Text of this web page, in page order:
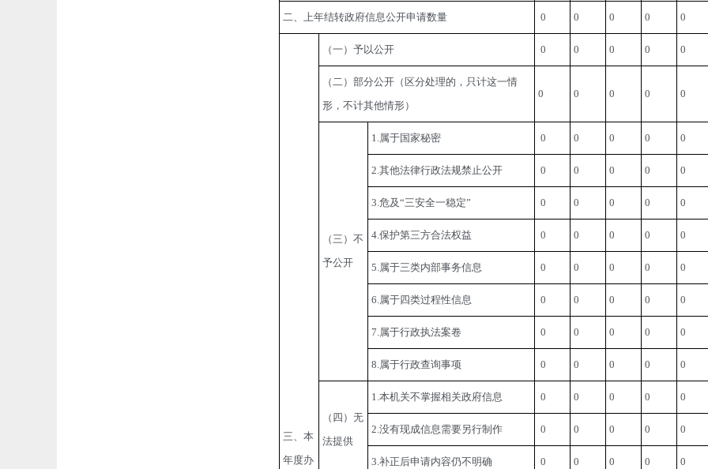
二、上年结转政府信息公开申请数量 0 0 0 0 0
三、本
年度办
（一）予以公开 0 0 0 0 0
（二）部分公开（区分处理的，只计这一情
形，不计其他情形）
0 0 0 0 0
（三）不
予公开
1.属于国家秘密 0 0 0 0 0
2.其他法律行政法规禁止公开 0 0 0 0 0
3.危及“三安全一稳定” 0 0 0 0 0
4.保护第三方合法权益 0 0 0 0 0
5.属于三类内部事务信息 0 0 0 0 0
6.属于四类过程性信息 0 0 0 0 0
7.属于行政执法案卷 0 0 0 0 0
8.属于行政查询事项 0 0 0 0 0
（四）无
法提供
1.本机关不掌握相关政府信息 0 0 0 0 0
2.没有现成信息需要另行制作 0 0 0 0 0
3.补正后申请内容仍不明确 0 0 0 0 0